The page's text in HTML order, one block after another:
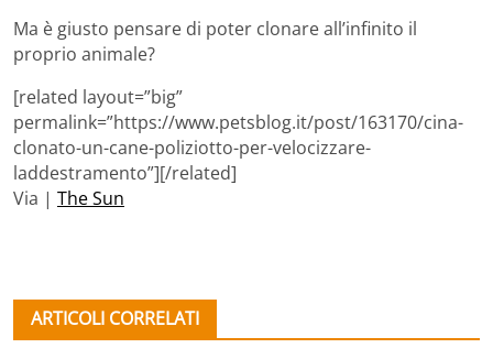
Ma è giusto pensare di poter clonare all’infinito il
proprio animale?
[related layout=”big”
permalink=”https://www.petsblog.it/post/163170/cina-
clonato-un-cane-poliziotto-per-velocizzare-
laddestramento”][/related]
Via | The Sun
ARTICOLI CORRELATI